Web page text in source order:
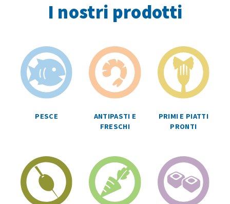
I nostri prodotti
PESCE
ANTIPASTI E
FRESCHI
PRIMI E PIATTI
PRONTI